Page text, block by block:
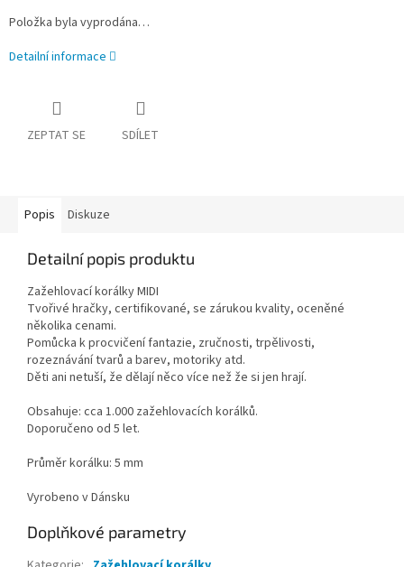
Položka byla vyprodána…
Detailní informace
ZEPTAT SE SDÍLET
Popis Diskuze
Detailní popis produktu
Zažehlovací korálky MIDI
Tvořivé hračky, certifikované, se zárukou kvality, oceněné
několika cenami.
Pomůcka k procvičení fantazie, zručnosti, trpělivosti,
rozeznávání tvarů a barev, motoriky atd.
Děti ani netuší, že dělají něco více než že si jen hrají.
Obsahuje: cca 1.000 zažehlovacích korálků.
Doporučeno od 5 let.
Průměr korálku: 5 mm
Vyrobeno v Dánsku
Doplňkové parametry